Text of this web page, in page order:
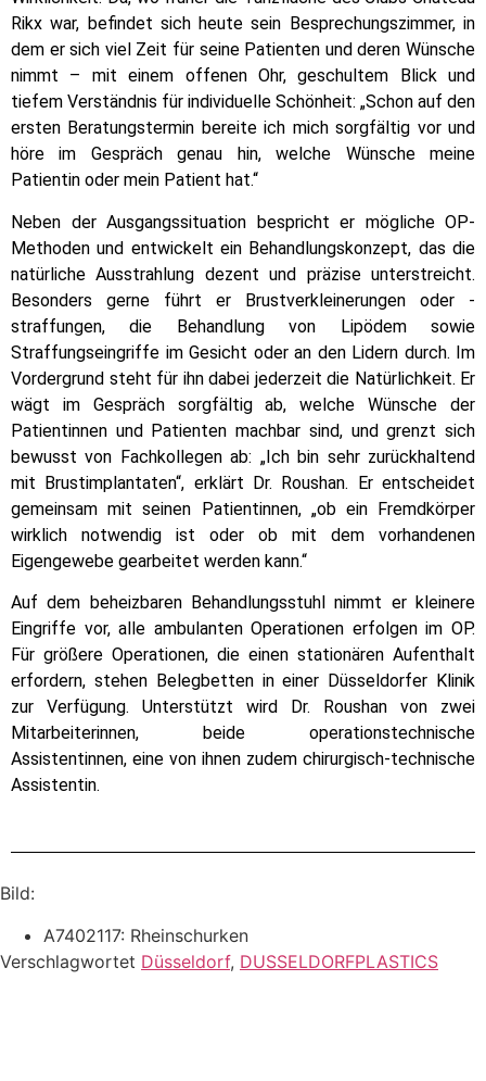
Rikx war, befindet sich heute sein Besprechungszimmer, in
dem er sich viel Zeit für seine Patienten und deren Wünsche
nimmt – mit einem offenen Ohr, geschultem Blick und
tiefem Verständnis für individuelle Schönheit: „Schon auf den
ersten Beratungstermin bereite ich mich sorgfältig vor und
höre im Gespräch genau hin, welche Wünsche meine
Patientin oder mein Patient hat.“
Neben der Ausgangssituation bespricht er mögliche OP-
Methoden und entwickelt ein Behandlungskonzept, das die
natürliche Ausstrahlung dezent und präzise unterstreicht.
Besonders gerne führt er Brustverkleinerungen oder -
straffungen, die Behandlung von Lipödem sowie
Straffungseingriffe im Gesicht oder an den Lidern durch. Im
Vordergrund steht für ihn dabei jederzeit die Natürlichkeit. Er
wägt im Gespräch sorgfältig ab, welche Wünsche der
Patientinnen und Patienten machbar sind, und grenzt sich
bewusst von Fachkollegen ab: „Ich bin sehr zurückhaltend
mit Brustimplantaten“, erklärt Dr. Roushan. Er entscheidet
gemeinsam mit seinen Patientinnen, „ob ein Fremdkörper
wirklich notwendig ist oder ob mit dem vorhandenen
Eigengewebe gearbeitet werden kann.“
Auf dem beheizbaren Behandlungsstuhl nimmt er kleinere
Eingriffe vor, alle ambulanten Operationen erfolgen im OP.
Für größere Operationen, die einen stationären Aufenthalt
erfordern, stehen Belegbetten in einer Düsseldorfer Klinik
zur Verfügung. Unterstützt wird Dr. Roushan von zwei
Mitarbeiterinnen, beide operationstechnische
Assistentinnen, eine von ihnen zudem chirurgisch-technische
Assistentin.
Bild:
A7402117: Rheinschurken
Verschlagwortet Düsseldorf, DUSSELDORFPLASTICS